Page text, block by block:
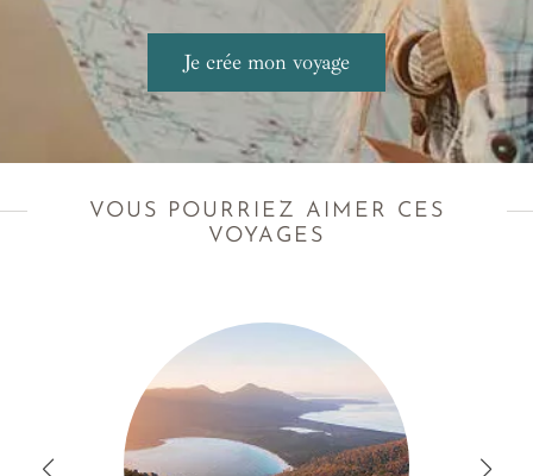
VOUS POURRIEZ AIMER CES
VOYAGES